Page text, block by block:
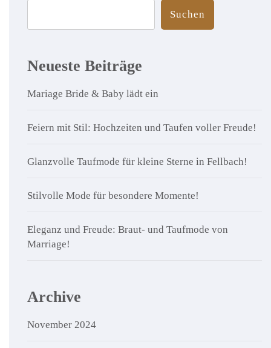
Suchen
Neueste Beiträge
Mariage Bride & Baby lädt ein
Feiern mit Stil: Hochzeiten und Taufen voller Freude!
Glanzvolle Taufmode für kleine Sterne in Fellbach!
Stilvolle Mode für besondere Momente!
Eleganz und Freude: Braut- und Taufmode von
Marriage!
Archive
November 2024